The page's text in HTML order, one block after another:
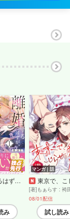
ックス版／描き下ろし特典つき】（1）
み
マンガ｜話
東京で、こじらせ愛。 【分冊
08/01配信
試し読み